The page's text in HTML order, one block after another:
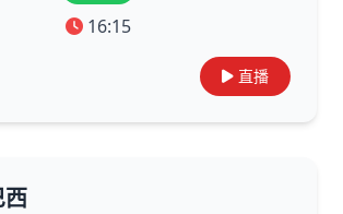
16:15
直播
西